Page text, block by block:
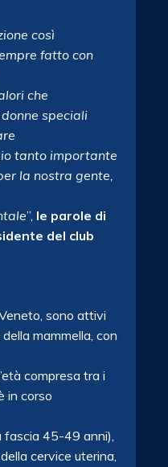
così
fatto con
che
speciali
tanto importante
la nostra gente,
”, le parole di
del club
sono attivi
mammella, con
compresa tra i
in corso
fascia 45-49 anni),
cervice uterina,